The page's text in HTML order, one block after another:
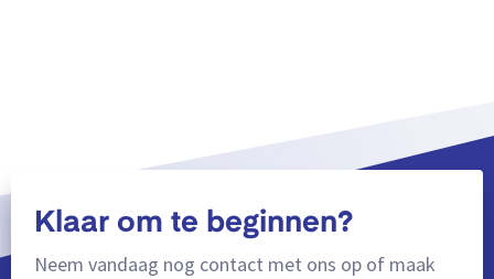
Klaar om te beginnen?
Neem vandaag nog contact met ons op of maak